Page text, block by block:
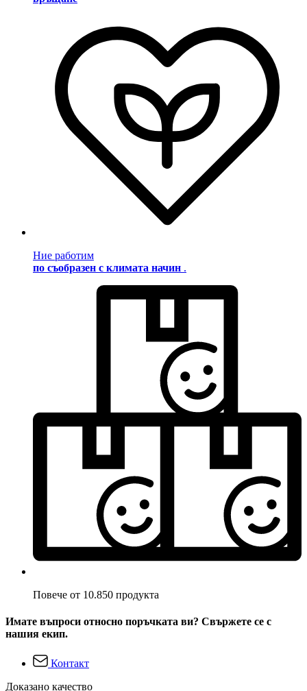
Ние работим
по съобразен с климата начин .
Повече от 10.850 продукта
Имате въпроси относно поръчката ви? Свържете се с
нашия екип.
Контакт
Доказано качество